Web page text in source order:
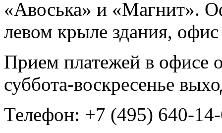
«Авоська» и «Магнит».
левом крыле здания,
Прием платежей в офисе
суббота-воскресенье
Телефон: +7 (495) 640-